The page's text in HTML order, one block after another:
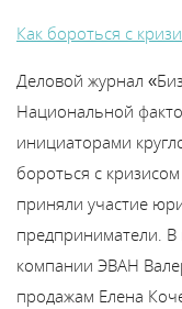
Как бороться с
Деловой журнал
Национальной
инициаторами
бороться с
приняли участие
предприниматели. В
компании ЭВАН
продажам Елена